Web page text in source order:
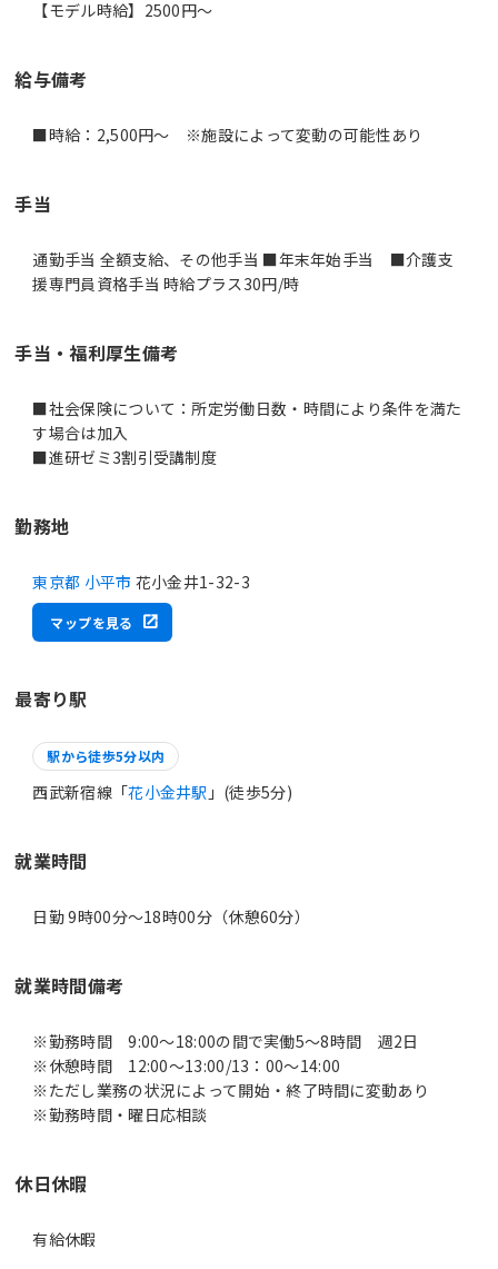
【モデル時給】2500円〜
給与備考
■時給：2,500円～ ※施設によって変動の可能性あり
手当
通勤手当 全額支給、その他手当 ■年末年始手当 ■介護支
援専門員資格手当 時給プラス30円/時
手当・福利厚生備考
■社会保険について：所定労働日数・時間により条件を満た
す場合は加入
■進研ゼミ3割引受講制度
勤務地
東京都 小平市 花小金井1-32-3
マップを見る
最寄り駅
駅から徒歩5分以内
西武新宿線「花小金井駅 」(徒歩5分)
就業時間
日勤 9時00分〜18時00分（休憩60分）
就業時間備考
※勤務時間 9:00～18:00の間で実働5～8時間 週2日
※休憩時間 12:00～13:00/13：00～14:00
※ただし業務の状況によって開始・終了時間に変動あり
※勤務時間・曜日応相談
休日休暇
有給休暇